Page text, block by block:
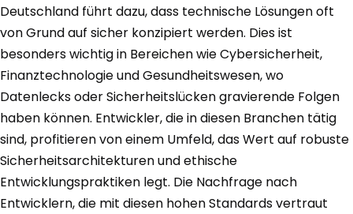
Deutschland führt dazu, dass technische Lösungen oft
von Grund auf sicher konzipiert werden. Dies ist
besonders wichtig in Bereichen wie Cybersicherheit,
Finanztechnologie und Gesundheitswesen, wo
Datenlecks oder Sicherheitslücken gravierende Folgen
haben können. Entwickler, die in diesen Branchen tätig
sind, profitieren von einem Umfeld, das Wert auf robuste
Sicherheitsarchitekturen und ethische
Entwicklungspraktiken legt. Die Nachfrage nach
Entwicklern, die mit diesen hohen Standards vertraut